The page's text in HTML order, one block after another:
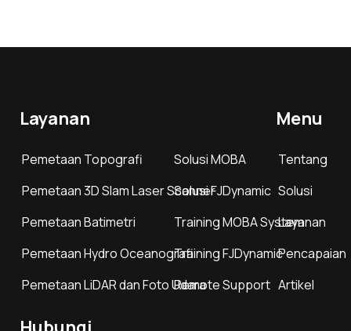
Layanan
Pemetaan Topografi
Pemetaan 3D Slam Laser Scanner
Pemetaan Batimetri
Pemetaan Hydro Oceanografi
Pemetaan LiDAR dan Foto Udara
Solusi MOBA
Solusi FJDynamic
Training MOBA System
Training FJDynamic
Remote Support
Menu
Tentang
Solusi
Layanan
Pencapaian
Artikel